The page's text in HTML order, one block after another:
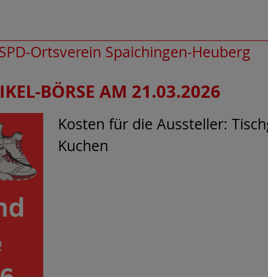
Ortsverein Spaichingen-Heuberg
BÖRSE AM 21.03.2026
Kosten für die Aussteller:
Kuchen